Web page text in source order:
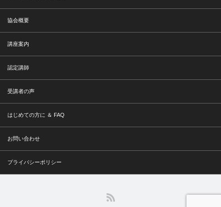
協会概要
講座案内
認定講師
受講者の声
はじめての方に ＆ FAQ
お問い合わせ
プライバシーポリシー